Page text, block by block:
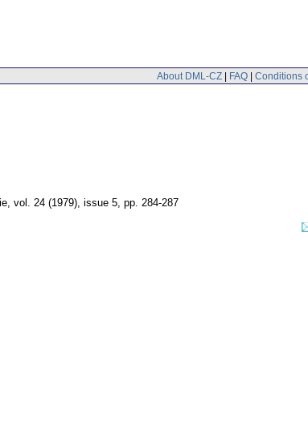
About DML-CZ | FAQ | Conditions
, vol. 24 (1979), issue 5, pp. 284-287